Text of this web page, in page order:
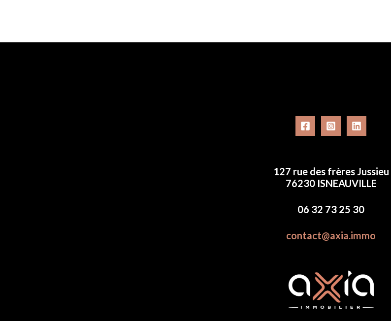
127 rue des frères Jussieu
76230 ISNEAUVILLE
06 32 73 25 30
contact@axia.immo